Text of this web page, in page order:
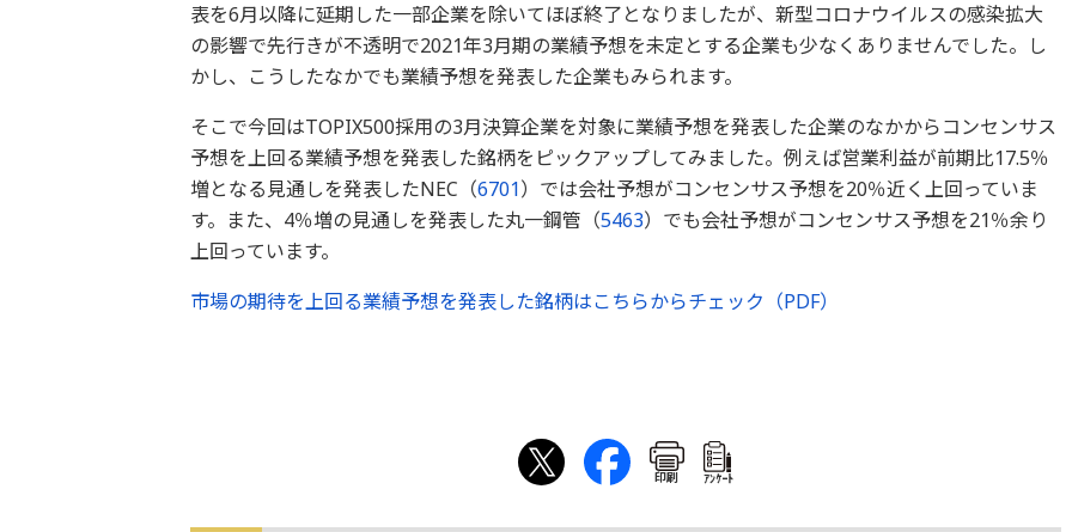
表を6月以降に延期した一部企業を除いてほぼ終了となりましたが、新型コロナウイルスの感染拡大
の影響で先行きが不透明で2021年3月期の業績予想を未定とする企業も少なくありませんでした。し
かし、こうしたなかでも業績予想を発表した企業もみられます。
そこで今回はTOPIX500採用の3月決算企業を対象に業績予想を発表した企業のなかからコンセンサス
予想を上回る業績予想を発表した銘柄をピックアップしてみました。例えば営業利益が前期比17.5％
増となる見通しを発表したNEC（6701）では会社予想がコンセンサス予想を20％近く上回っていま
す。また、4％増の見通しを発表した丸一鋼管（5463）でも会社予想がコンセンサス予想を21％余り
上回っています。
市場の期待を上回る業績予想を発表した銘柄はこちらからチェック（PDF）
印刷 ｱﾝｹｰﾄ